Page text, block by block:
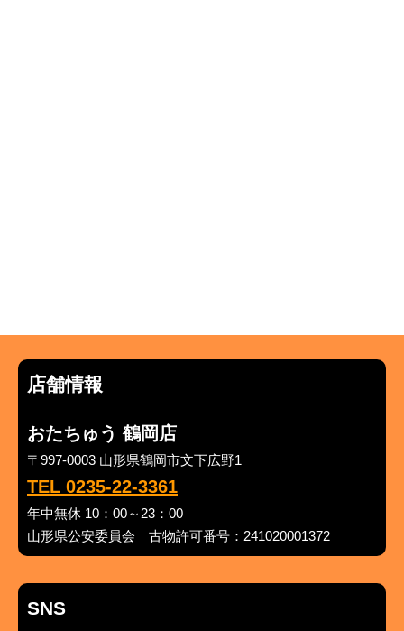
店舗情報
おたちゅう 鶴岡店
〒997-0003 山形県鶴岡市文下広野1
TEL 0235-22-3361
年中無休 10：00～23：00
山形県公安委員会 古物許可番号：241020001372
SNS